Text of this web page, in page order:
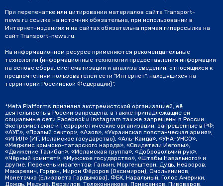
При перепечатке или цитировании материалов сайта Transport-
news.ru ссылка на источник обязательна, при использовании в
Интернет-изданиях и на сайтах обязательна прямая гиперссылка на
сайт Transport-news.ru.
На информационном ресурсе применяются рекомендательные
технологии (информационные технологии предоставления информации
на основе сбора, систематизации и анализа сведений, относящихся к
предпочтениям пользователей сети "Интернет", находящихся на
территории Российской Федерации)".
*Meta Platforms признана экстремистской организацией, её
деятельность в России запрещена, а также принадлежащие ей
социальные сети Facebook и Instagram так же запрещены в России.
Экстремистские и террористические организации, запрещенные в РФ:
«АУЕ», «Правый сектор», «Азов», «Украинская повстанческая армия»,
«ИГИЛ» (ИГ, Исламское государство), «Аль-Каида», «УНА-УНСО»,
«Меджлис крымско-татарского народа», «Свидетели Иеговы»,
«Движение Талибан», «Исламская группа», «Добровольчий рух»,
«Чёрный комитет», «Мужское государство», «Штабы Навального» и
другие. Перечень иноагентов: Галкин, Моргенштерн, Дудь, Невзоров,
Макаревич, Гордон, Мирон Фёдоров (Оксимирон), Смольянинов,
Монеточка (Елизавета Гардымова), ФБК, Навальный, Голос Америки,
Дождь, Медуза, Верзилов, Толоконникова, Понасенков, Пивоваров,